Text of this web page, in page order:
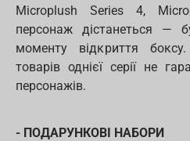
Microplush Series 4,
персонаж дістанеться —
моменту відкриття
товарів однієї серії не
персонажів.
- ПОДАРУНКОВІ НАБОРИ